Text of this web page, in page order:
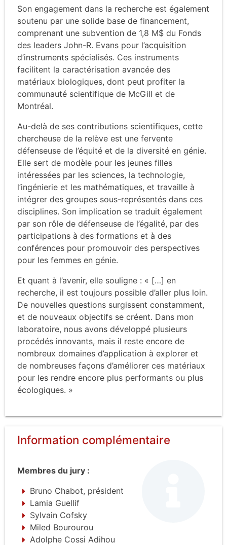
Son engagement dans la recherche est également
soutenu par une solide base de financement,
comprenant une subvention de 1,8 M$ du Fonds
des leaders John-R. Evans pour l’acquisition
d’instruments spécialisés. Ces instruments
facilitent la caractérisation avancée des
matériaux biologiques, dont peut profiter la
communauté scientifique de McGill et de
Montréal.
Au-delà de ses contributions scientifiques, cette
chercheuse de la relève est une fervente
défenseuse de l’équité et de la diversité en génie.
Elle sert de modèle pour les jeunes filles
intéressées par les sciences, la technologie,
l’ingénierie et les mathématiques, et travaille à
intégrer des groupes sous-représentés dans ces
disciplines. Son implication se traduit également
par son rôle de défenseuse de l’égalité, par des
participations à des formations et à des
conférences pour promouvoir des perspectives
pour les femmes en génie.
Et quant à l’avenir, elle souligne : « […] en
recherche, il est toujours possible d’aller plus loin.
De nouvelles questions surgissent constamment,
et de nouveaux objectifs se créent. Dans mon
laboratoire, nous avons développé plusieurs
procédés innovants, mais il reste encore de
nombreux domaines d’application à explorer et
de nombreuses façons d’améliorer ces matériaux
pour les rendre encore plus performants ou plus
écologiques. »
Information complémentaire
Membres du jury :
Bruno Chabot, président
Lamia Guellif
Sylvain Cofsky
Miled Bourourou
Adolphe Cossi Adihou